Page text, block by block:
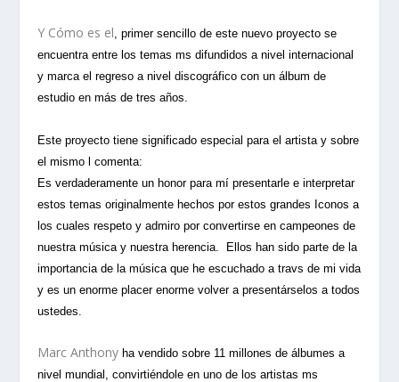
Y Cómo es el, primer sencillo de este nuevo proyecto se
encuentra entre los temas ms difundidos a nivel internacional
y marca el regreso a nivel discográfico con un álbum de
estudio en más de tres años.
Este proyecto tiene significado especial para el artista y sobre
el mismo l comenta:
Es verdaderamente un honor para mí presentarle e interpretar
estos temas originalmente hechos por estos grandes Iconos a
los cuales respeto y admiro por convertirse en campeones de
nuestra música y nuestra herencia. Ellos han sido parte de la
importancia de la música que he escuchado a travs de mi vida
y es un enorme placer enorme volver a presentárselos a todos
ustedes.
Marc Anthony ha vendido sobre 11 millones de álbumes a
nivel mundial, convirtiéndole en uno de los artistas ms